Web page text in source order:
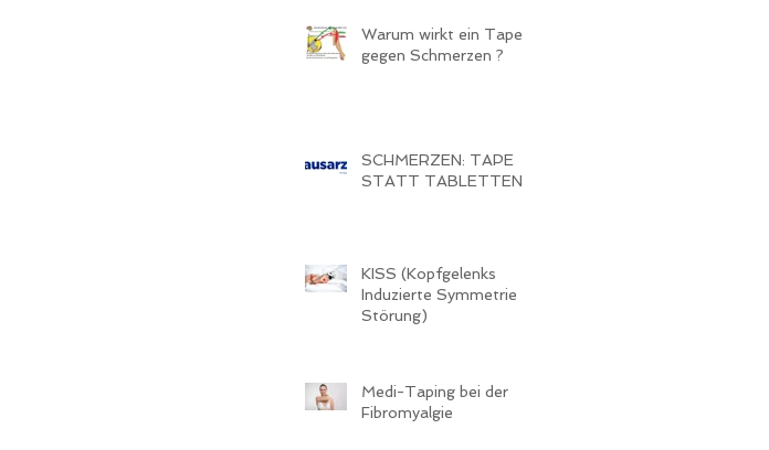
Warum wirkt ein Tape
gegen Schmerzen ?
SCHMERZEN: TAPE
STATT TABLETTEN
KISS (Kopfgelenks
Induzierte Symmetrie
Störung)
Medi-Taping bei der
Fibromyalgie